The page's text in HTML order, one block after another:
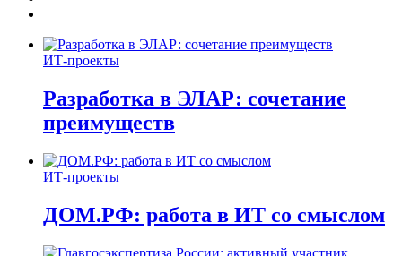
ИТ-проекты
Разработка в ЭЛАР: сочетание
преимуществ
ИТ-проекты
ДОМ.РФ: работа в ИТ со смыслом